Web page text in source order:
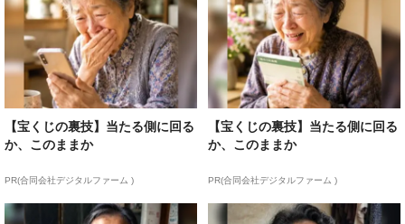
【宝くじの裏技】当たる側に回る
か、このままか
PR(合同会社デジタルファーム )
【宝くじの裏技】当たる側に回る
か、このままか
PR(合同会社デジタルファーム )